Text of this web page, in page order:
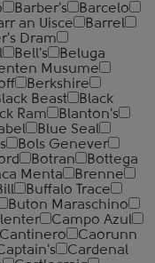
Barber's
Barcelo
an Uisce
Barrel
Dram
Bell's
Beluga
Musume
Berkshire
Beast
Black
Ram
Blanton's
Blue Seal
Bols Genever
Botran
Bottega
Menta
Brenne
Buffalo Trace
Buton Maraschino
Campo Azul
Cantinero
Caorunn
Cardenal